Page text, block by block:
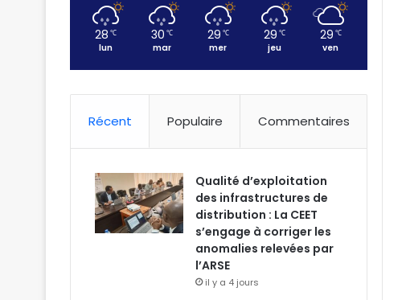
28 ℃
lun
30 ℃
mar
29 ℃
mer
29 ℃
jeu
29 ℃
ven
Récent Populaire Commentaires
Qualité d’exploitation
des infrastructures de
distribution : La CEET
s’engage à corriger les
anomalies relevées par
l’ARSE
il y a 4 jours